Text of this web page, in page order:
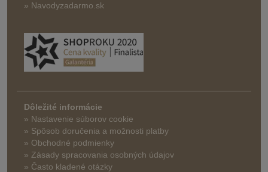
» Navodyzadarmo.sk
Dôležité informácie
» Nastavenie súborov cookie
» Spôsob doručenia a možnosti platby
» Obchodné podmienky
» Zásady spracovania osobných údajov
» Často kladené otázky